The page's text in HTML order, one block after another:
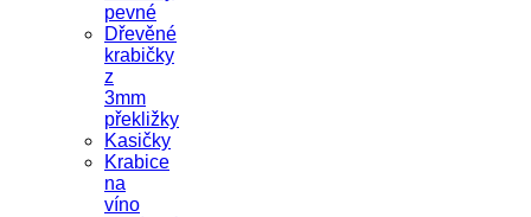
pevné
Dřevěné
krabičky
z
3mm
překližky
Kasičky
Krabice
na
víno